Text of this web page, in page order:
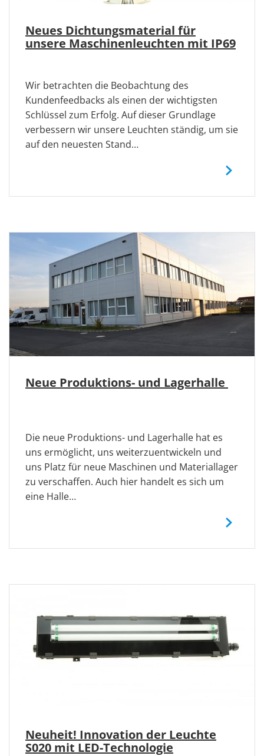
Neues Dichtungsmaterial für
unsere Maschinenleuchten mit IP69
Wir betrachten die Beobachtung des
Kundenfeedbacks als einen der wichtigsten
Schlüssel zum Erfolg. Auf dieser Grundlage
verbessern wir unsere Leuchten ständig, um sie
auf den neuesten Stand…
Neue Produktions- und Lagerhalle
Die neue Produktions- und Lagerhalle hat es
uns ermöglicht, uns weiterzuentwickeln und
uns Platz für neue Maschinen und Materiallager
zu verschaffen. Auch hier handelt es sich um
eine Halle…
Neuheit! Innovation der Leuchte
S020 mit LED-Technologie